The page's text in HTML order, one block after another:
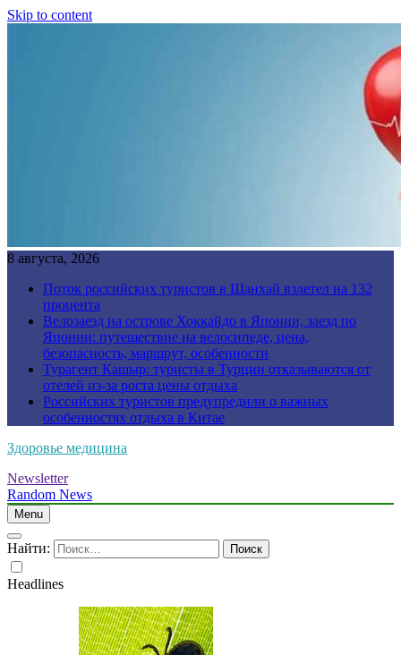
Skip to content
8 августа, 2026
Поток российских туристов в Шанхай взлетел на 132
процента
Велозаезд на острове Хоккайдо в Японии, заезд по
Японии: путешествие на велосипеде, цена,
безопасность, маршрут, особенности
Турагент Кашыр: туристы в Турции отказываются от
отелей из-за роста цены отдыха
Российских туристов предупредили о важных
особенностях отдыха в Китае
Здоровье медицина
Newsletter
Random News
Menu
Найти:
Headlines